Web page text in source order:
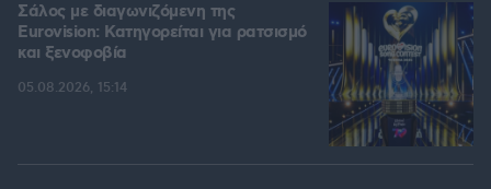
Σάλος με διαγωνιζόμενη της
Eurovision: Κατηγορείται για ρατσισμό
και ξενοφοβία
05.08.2026, 15:14